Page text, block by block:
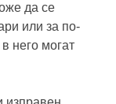
да се
или за по-
него могат